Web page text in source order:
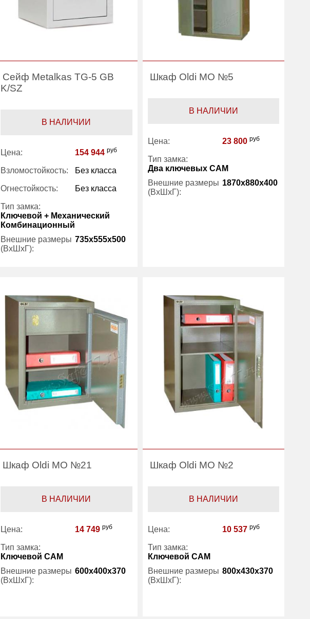
Сейф Metalkas TG-5 GB
K/SZ
В НАЛИЧИИ
Цена: 154 944 руб
Взломостойкость: Без класса
Огнестойкость: Без класса
Тип замка:
Ключевой + Механический
Комбинационный
Внешние размеры
(ВхШхГ):
735x555x500
Шкаф Oldi МО №5
В НАЛИЧИИ
Цена: 23 800 руб
Тип замка:
Два ключевых САМ
Внешние размеры
(ВхШхГ):
1870x880x400
Шкаф Oldi МО №21
В НАЛИЧИИ
Цена: 14 749 руб
Тип замка:
Ключевой САМ
Внешние размеры
(ВхШхГ):
600x400x370
Шкаф Oldi МО №2
В НАЛИЧИИ
Цена: 10 537 руб
Тип замка:
Ключевой САМ
Внешние размеры
(ВхШхГ):
800x430x370